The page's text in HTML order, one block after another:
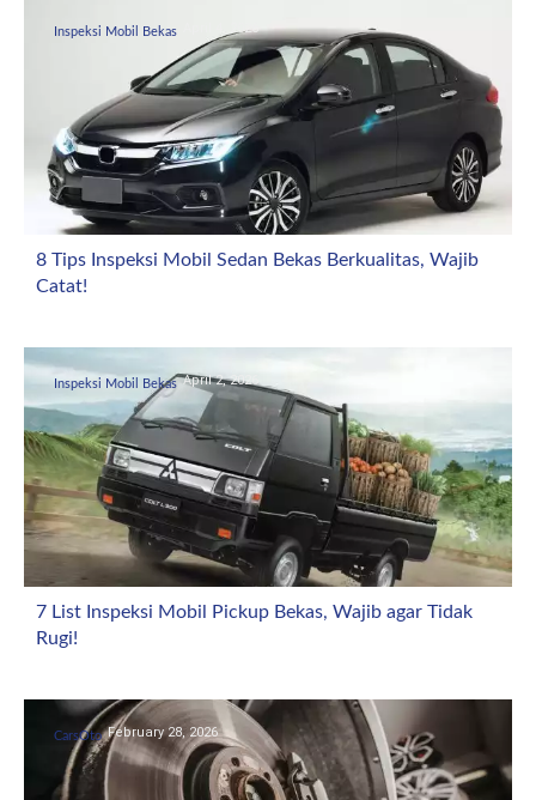
Inspeksi Mobil Bekas April 4, 2026
8 Tips Inspeksi Mobil Sedan Bekas Berkualitas, Wajib
Catat!
Inspeksi Mobil Bekas April 2, 2026
7 List Inspeksi Mobil Pickup Bekas, Wajib agar Tidak
Rugi!
CarsOto February 28, 2026